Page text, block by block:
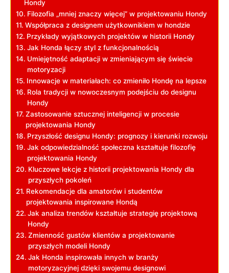
Hondy
Filozofia „mniej znaczy więcej” w⁤ projektowaniu Hondy
Współpraca z designem użytkownikiem w hondzie
Przykłady ⁤wyjątkowych projektów​ w historii Hondy
Jak Honda łączy styl z funkcjonalnością
Umiejętność adaptacji w zmieniającym ‌się świecie
motoryzacji
Innowacje w materiałach: co zmieniło ‌Hondę na lepsze
Rola ‍tradycji w nowoczesnym ‌podejściu do designu
Hondy
Zastosowanie sztucznej inteligencji w procesie
projektowania Hondy
Przyszłość designu Hondy: prognozy i kierunki rozwoju
Jak odpowiedzialność społeczna kształtuje filozofię
projektowania Hondy
Kluczowe lekcje z ⁢historii ⁢projektowania Hondy dla
przyszłych ‌pokoleń
Rekomendacje dla amatorów ​i studentów
projektowania inspirowane Hondą
Jak⁤ analiza trendów kształtuje strategię projektową
‌Hondy
Zmienność gustów klientów a projektowanie ​
przyszłych ⁤modeli Hondy
Jak Honda inspirowała innych w branży
motoryzacyjnej dzięki ⁣swojemu designowi